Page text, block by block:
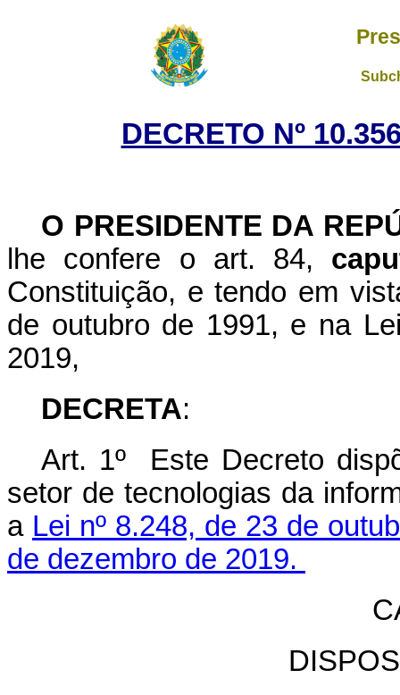
DECRETO Nº
O PRESIDENTE DA
lhe confere o art. 84,
Constituição, e tendo em
de outubro de 1991, e na
2019,
DECRETA:
Art. 1º Este Decreto
setor de tecnologias da
a Lei nº 8.248, de 23 de
de dezembro de 2019.